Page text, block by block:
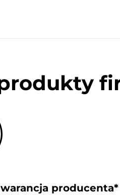
producenta*